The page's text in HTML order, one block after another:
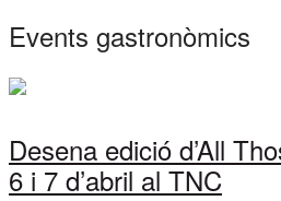
Events gastronòmics
Desena edició d’All
6 i 7 d’abril al TNC